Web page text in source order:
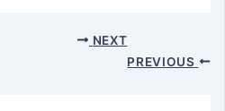
PREVIOUS
NEXT